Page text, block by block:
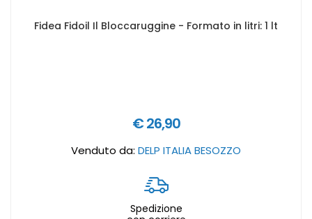
Fidea Fidoil Il Bloccaruggine - Formato in litri: 1 lt
€ 26,90
Venduto da: DELP ITALIA BESOZZO
Spedizione